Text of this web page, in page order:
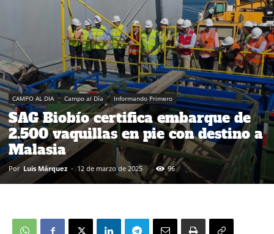
CAMPO AL DIA Campo al Día Informando Primero
SAG Biobío certifica embarque de
2.500 vaquillas en pie con destino a
Malasia
Por Luis Márquez - 12 de marzo de 2025 96